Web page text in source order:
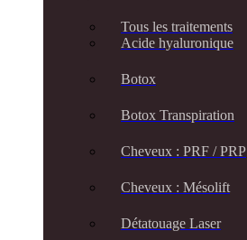
Tous les traitements
Acide hyaluronique
Botox
Botox Transpiration
Cheveux : PRF / PRP
Cheveux : Mésolift
Détatouage Laser